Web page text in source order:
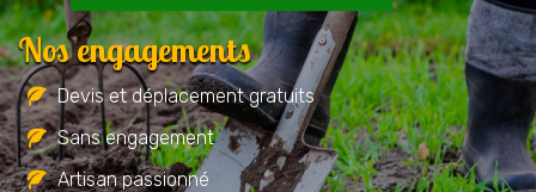
Nos engagements
Devis et déplacement gratuits
Sans engagement
Artisan passionné